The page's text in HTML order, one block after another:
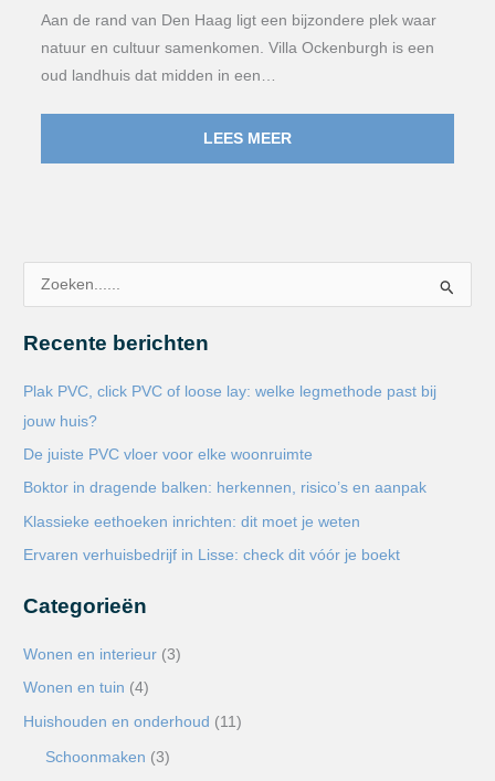
Aan de rand van Den Haag ligt een bijzondere plek waar
natuur en cultuur samenkomen. Villa Ockenburgh is een
oud landhuis dat midden in een…
LEES MEER
e
:
Recente berichten
Plak PVC, click PVC of loose lay: welke legmethode past bij
jouw huis?
De juiste PVC vloer voor elke woonruimte
Boktor in dragende balken: herkennen, risico’s en aanpak
Klassieke eethoeken inrichten: dit moet je weten
Ervaren verhuisbedrijf in Lisse: check dit vóór je boekt
Categorieën
Wonen en interieur (3)
Wonen en tuin (4)
Huishouden en onderhoud (11)
Schoonmaken (3)